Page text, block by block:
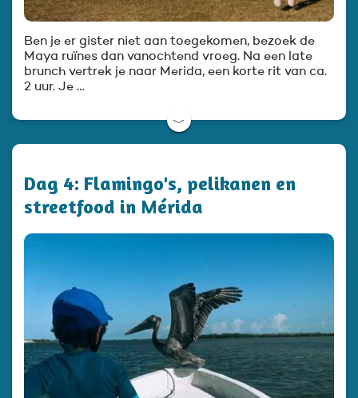
Ben je er gister niet aan toegekomen, bezoek de
Maya ruïnes dan vanochtend vroeg. Na een late
brunch vertrek je naar Merida, een korte rit van ca.
2 uur. Je …
﹀
Dag 4: Flamingo's, pelikanen en
streetfood in Mérida